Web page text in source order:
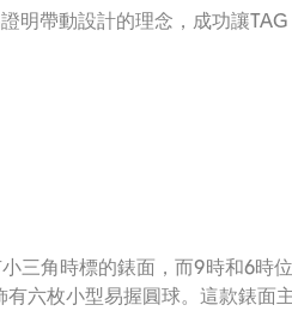
明帶動設計的理念，成功讓TAG
三角時標的錶面，而9時和6時
六枚小型易握圓球。這款錶面